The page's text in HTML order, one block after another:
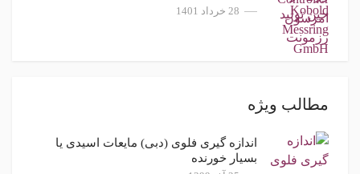
28 خرداد 1401
مطالب ویژه
اندازه گیری فلوی (دبی) مایعات اسیدی یا
بسیار خورنده